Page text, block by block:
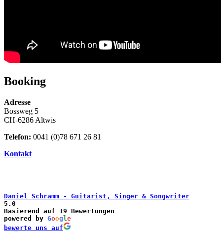
Booking
Adresse
Bossweg 5
CH-6286 Altwis
Telefon: 0041 (0)78 671 26 81
Kontakt
Daniel Schramm - Guitarist, Singer & Songwriter
5.0
Basierend auf 19 Bewertungen
powered by Googl e
bewerte uns auf